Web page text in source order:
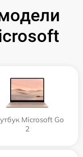
Microsoft Go
2